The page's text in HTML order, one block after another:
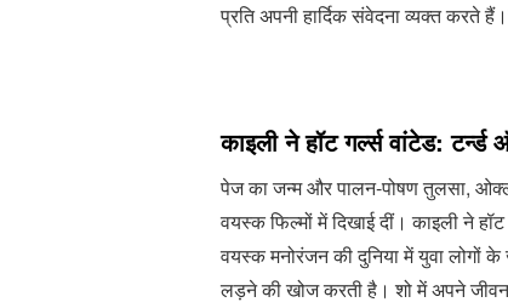
प्रति अपनी हार्दिक संवेदना व्यक्त करते
काइली ने हॉट गर्ल्स वांटेड:
पेज का जन्म और पालन-पोषण तुलसा,
वयस्क फिल्मों में दिखाई दीं। काइली ने
वयस्क मनोरंजन की दुनिया में युवा लोगों
लड़ने की खोज करती है। शो में अपने जीवन